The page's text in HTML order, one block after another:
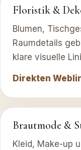
Floristik &
Blumen,
Raumdetails
klare visuelle
Direkten
Brautmode &
Kleid, Make-up